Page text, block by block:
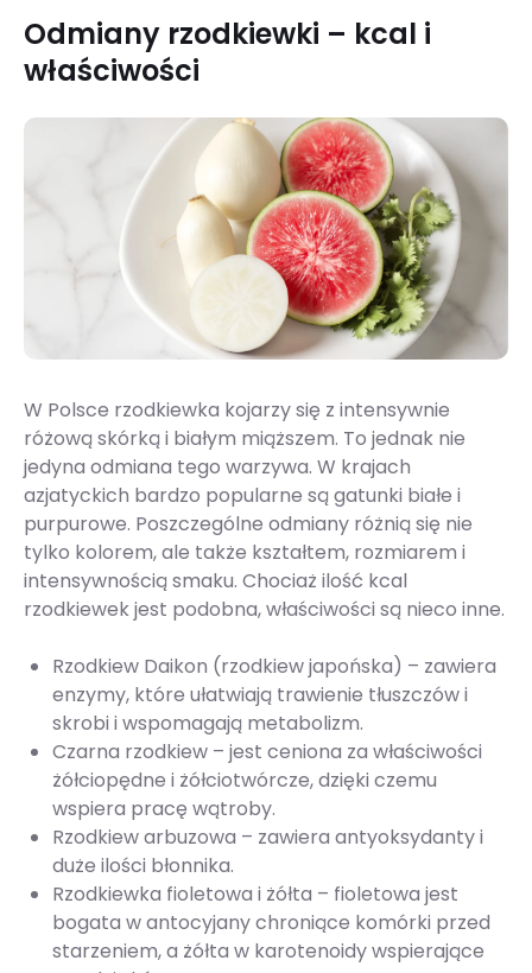
Odmiany rzodkiewki – kcal i
właściwości
W Polsce rzodkiewka kojarzy się z intensywnie
różową skórką i białym miąższem. To jednak nie
jedyna odmiana tego warzywa. W krajach
azjatyckich bardzo popularne są gatunki białe i
purpurowe. Poszczególne odmiany różnią się nie
tylko kolorem, ale także kształtem, rozmiarem i
intensywnością smaku. Chociaż ilość kcal
rzodkiewek jest podobna, właściwości są nieco inne.
Rzodkiew Daikon (rzodkiew japońska) – zawiera
enzymy, które ułatwiają trawienie tłuszczów i
skrobi i wspomagają metabolizm.
Czarna rzodkiew – jest ceniona za właściwości
żółciopędne i żółciotwórcze, dzięki czemu
wspiera pracę wątroby.
Rzodkiew arbuzowa – zawiera antyoksydanty i
duże ilości błonnika.
Rzodkiewka fioletowa i żółta – fioletowa jest
bogata w antocyjany chroniące komórki przed
starzeniem, a żółta w karotenoidy wspierające